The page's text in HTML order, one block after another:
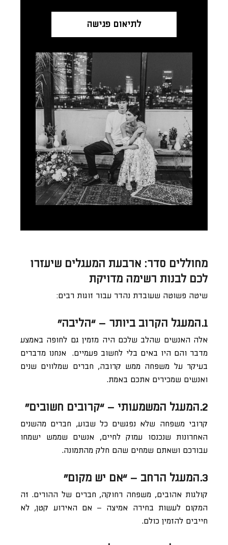
לתיאום פגישה
מחוללים סדר: ארבעת המעגלים שיעזרו
לכם לבנות רשימה מדויקת
שיטה פשוטה שעובדת נהדר עבור זוגות רבים:
1.המעגל הקרוב ביותר – “הליבה”
אלה האנשים שהלב שלכם היה מזמין גם לחופה באמצע
מדבר והם היו באים בלי לחשוב פעמיים. אנחנו מדברים
בעיקר על משפחה ממש קרובה, חברים שמלווים שנים
ואנשים שמכירים אתכם באמת.
2.המעגל המשמעותי – “קרובים חשובים”
קרובי משפחה שלא נפגשים כל שבוע, חברים מהשנים
האחרונות שנכנסו עמוק לחיים, אנשים שממש ישמחו
עבורכם ושאתם שמחים שהם חלק מהתמונה.
3.המעגל הרחב – “אם יש מקום”
קולגות אהובים, משפחה רחוקה, חברים של ההורים. זה
המקום לעשות בחירה אמיצה – אם האירוע קטן, לא
חייבים להזמין כולם.